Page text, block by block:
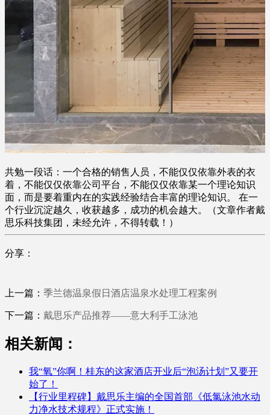
共勉一段话：一个合格的销售人员，不能仅仅依靠外表的衣
着，不能仅仅依靠公司平台，不能仅仅依靠某一个理论知识
面，而是要着重内在的实践经验结合丰富的理论知识。 在一
个行业沉淀越久，收获越多，成功的机会越大。（文章作者戴
思乐科技集团，未经允许，不得转载！）
分享：
上一篇： 季兰德温泉假日酒店温泉水处理工程案例
下一篇： 戴思乐产品推荐——意大利手工泳池
相关新闻：
我“氧”你啊！桂东的这家酒店开业后“泡汤计划”又要开
始了！
【行业里程碑】戴思乐主编的全国首部《低氯泳池水动
力净水技术规程》正式实施！